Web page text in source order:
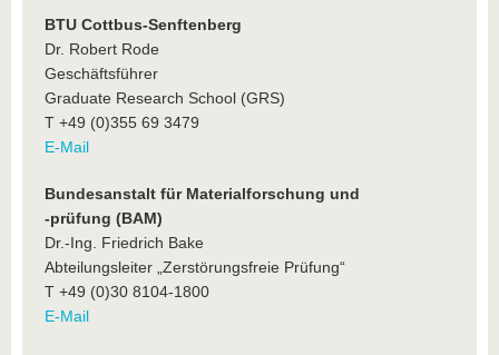
BTU Cottbus-Senftenberg
Dr. Robert Rode
Geschäftsführer
Graduate Research School (GRS)
T +49 (0)355 69 3479
E-Mail
Bundesanstalt für Materialforschung und
-prüfung (BAM)
Dr.-Ing. Friedrich Bake
Abteilungsleiter „Zerstörungsfreie Prüfung“
T +49 (0)30 8104-1800
E-Mail